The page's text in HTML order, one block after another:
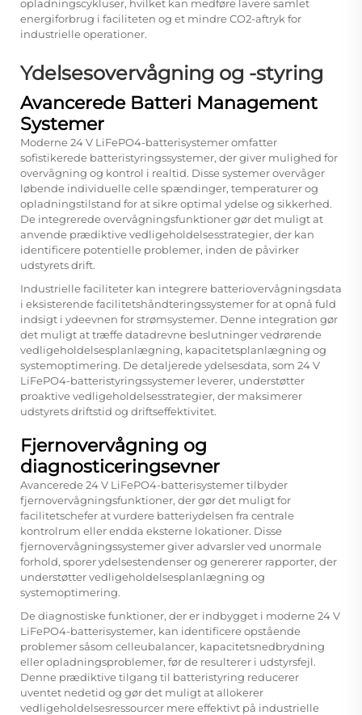
opladningscykluser, hvilket kan medføre lavere samlet
energiforbrug i faciliteten og et mindre CO2-aftryk for
industrielle operationer.
Ydelsesovervågning og -styring
Avancerede Batteri Management
Systemer
Moderne 24 V LiFePO4-batterisystemer omfatter
sofistikerede batteristyringssystemer, der giver mulighed for
overvågning og kontrol i realtid. Disse systemer overvåger
løbende individuelle celle spændinger, temperaturer og
opladningstilstand for at sikre optimal ydelse og sikkerhed.
De integrerede overvågningsfunktioner gør det muligt at
anvende prædiktive vedligeholdelsesstrategier, der kan
identificere potentielle problemer, inden de påvirker
udstyrets drift.
Industrielle faciliteter kan integrere batteriovervågningsdata
i eksisterende facilitetshåndteringssystemer for at opnå fuld
indsigt i ydeevnen for strømsystemer. Denne integration gør
det muligt at træffe datadrevne beslutninger vedrørende
vedligeholdelsesplanlægning, kapacitetsplanlægning og
systemoptimering. De detaljerede ydelsesdata, som 24 V
LiFePO4-batteristyringssystemer leverer, understøtter
proaktive vedligeholdelsesstrategier, der maksimerer
udstyrets driftstid og driftseffektivitet.
Fjernovervågning og
diagnosticeringsevner
Avancerede 24 V LiFePO4-batterisystemer tilbyder
fjernovervågningsfunktioner, der gør det muligt for
facilitetschefer at vurdere batteriydelsen fra centrale
kontrolrum eller endda eksterne lokationer. Disse
fjernovervågningssystemer giver advarsler ved unormale
forhold, sporer ydelsestendenser og genererer rapporter, der
understøtter vedligeholdelsesplanlægning og
systemoptimering.
De diagnostiske funktioner, der er indbygget i moderne 24 V
LiFePO4-batterisystemer, kan identificere opstående
problemer såsom celleubalancer, kapacitetsnedbrydning
eller opladningsproblemer, før de resulterer i udstyrsfejl.
Denne prædiktive tilgang til batteristyring reducerer
uventet nedetid og gør det muligt at allokerer
vedligeholdelsesressourcer mere effektivt på industrielle